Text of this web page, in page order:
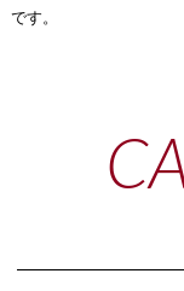
です。